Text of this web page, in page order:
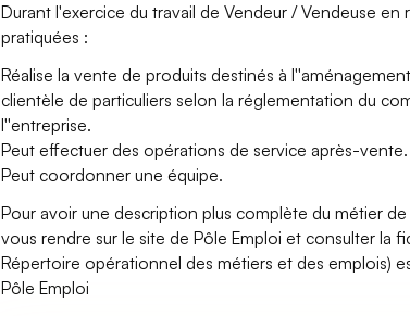
Durant l'exercice du travail de Vendeur / Vendeuse
pratiquées :
Réalise la vente de produits destinés à
clientèle de particuliers selon la réglementation du
l''entreprise.
Peut effectuer des opérations de service après-vente.
Peut coordonner une équipe.
Pour avoir une description plus complète du métier
vous rendre sur le site de Pôle Emploi et consulter la
Répertoire opérationnel des métiers et des emplois)
Pôle Emploi